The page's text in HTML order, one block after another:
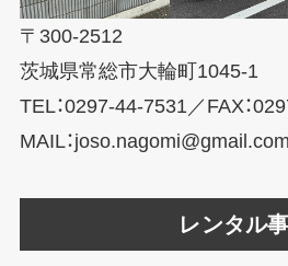
〒300-2512
茨城県常総市大輪町1045-1
TEL：0297-44-7531／FAX：
MAIL：joso.nagomi@gmail.com
レンタル